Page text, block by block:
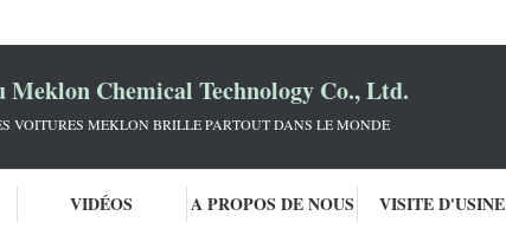
Meklon Chemical Technology Co., Ltd.
VOITURES MEKLON BRILLE PARTOUT DANS LE MONDE
VIDÉOS A PROPOS DE NOUS VISITE D'USINE